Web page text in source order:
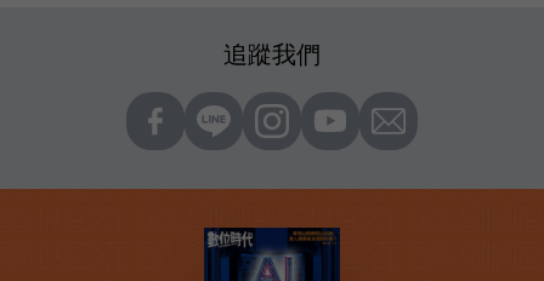
追蹤我們